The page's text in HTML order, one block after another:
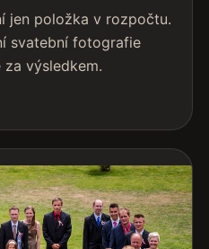
jen položka v rozpočtu.
svatební fotografie
výsledkem.